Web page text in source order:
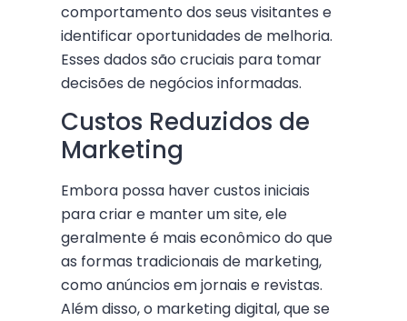
comportamento dos seus visitantes e
identificar oportunidades de melhoria.
Esses dados são cruciais para tomar
decisões de negócios informadas.
Custos Reduzidos de
Marketing
Embora possa haver custos iniciais
para criar e manter um site, ele
geralmente é mais econômico do que
as formas tradicionais de marketing,
como anúncios em jornais e revistas.
Além disso, o marketing digital, que se